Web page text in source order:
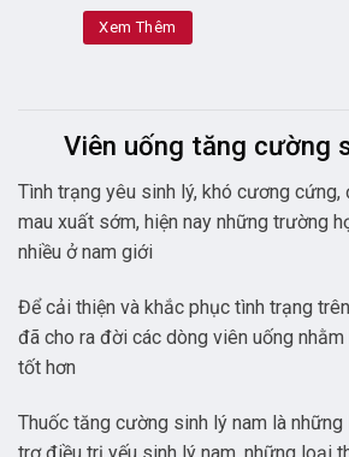
Xem Thêm
Viên uống tăng cường
Tình trạng yêu sinh lý, khó cương cứng,
mau xuất sớm, hiện nay những trường
nhiều ở nam giới
Để cải thiện và khắc phục tình trạng
đã cho ra đời các dòng viên uống
tốt hơn
Thuốc tăng cường sinh lý nam là